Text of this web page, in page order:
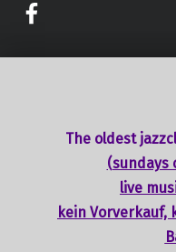
The oldest
(sundays
live
kein Vorverkauf,